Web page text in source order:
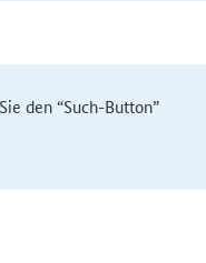
den “Such-Button”